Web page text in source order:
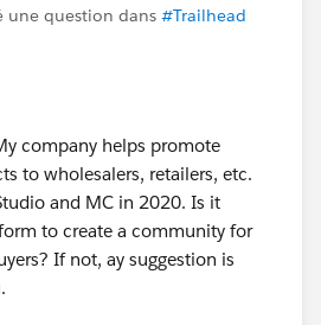
une question dans #Trailhead
company helps promote
to wholesalers, retailers, etc.
and MC in 2020. Is it
to create a community for
If not, ay suggestion is